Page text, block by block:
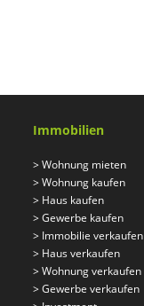
Immobilien
>Wohnung mieten
>Wohnung kaufen
> Haus kaufen
>Gewerbe kaufen
> Immobilie verkaufen
> Haus verkaufen
>Wohnung verkaufen
>Gewerbe verkaufen